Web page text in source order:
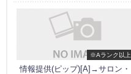
※Aランク以上
情報提供(ピップ)[A]→サロン・